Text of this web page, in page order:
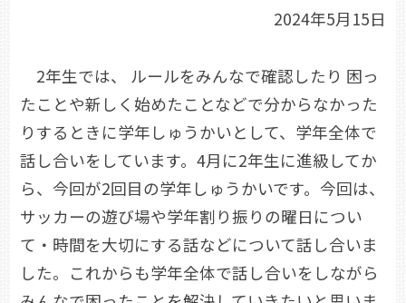
2024年5月15日
2年生では、 ルールをみんなで確認したり 困っ
たことや新しく始めたことなどで分からなかった
りするときに学年しゅうかいとして、学年全体で
話し合いをしています。4月に2年生に進級してか
ら、今回が2回目の学年しゅうかいです。今回は、
サッカーの遊び場や学年割り振りの曜日につい
て・時間を大切にする話などについて話し合いま
した。これからも学年全体で話し合いをしながら